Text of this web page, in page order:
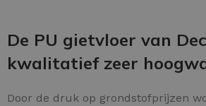
De PU gietvloer van
kwalitatief zeer
Door de druk op grondstofprijzen